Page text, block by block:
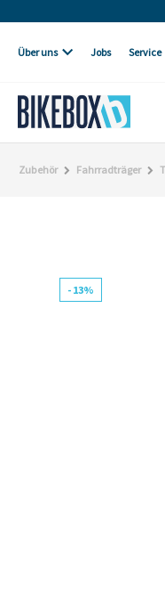
Über uns Jobs Service
Zubehör Fahrradträger
- 13%